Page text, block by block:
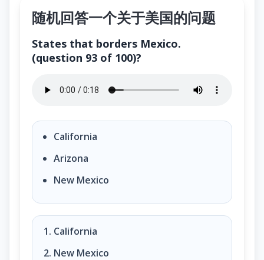
随机回答一个关于美国的问题
States that borders Mexico.
(question 93 of 100)?
States that borders Mexico. (question 93 of 100)?
California
Arizona
New Mexico
California
New Mexico